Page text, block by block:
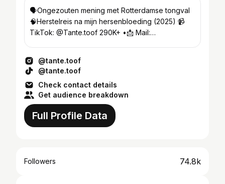
🗣️Ongezouten mening met Rotterdamse tongval
🧠Herstelreis na mijn hersenbloeding (2025) 📹
TikTok: @Tante.toof 290K+ •📩 Mail:
@tante.toof
@tante.toof
Check contact details
Get audience breakdown
Full Profile Data
Followers 74.8k